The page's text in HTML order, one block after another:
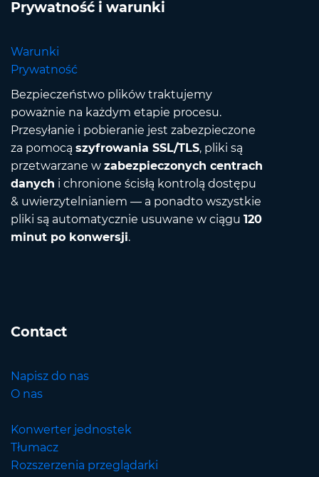
Prywatność i warunki
Warunki
Prywatność
Bezpieczeństwo plików traktujemy
poważnie na każdym etapie procesu.
Przesyłanie i pobieranie jest zabezpieczone
za pomocą szyfrowania SSL/TLS, pliki są
przetwarzane w zabezpieczonych centrach
danych i chronione ścisłą kontrolą dostępu
& uwierzytelnianiem — a ponadto wszystkie
pliki są automatycznie usuwane w ciągu 120
minut po konwersji.
Contact
Napisz do nas
O nas
Konwerter jednostek
Tłumacz
Rozszerzenia przeglądarki